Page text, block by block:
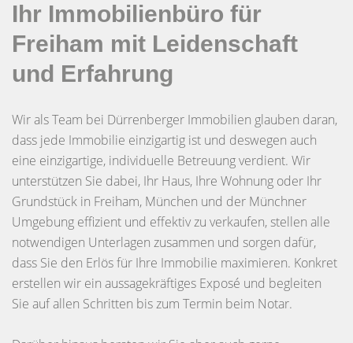
Ihr Immobilienbüro für
Freiham mit Leidenschaft
und Erfahrung
Wir als Team bei Dürrenberger Immobilien glauben daran,
dass jede Immobilie einzigartig ist und deswegen auch
eine einzigartige, individuelle Betreuung verdient. Wir
unterstützen Sie dabei, Ihr Haus, Ihre Wohnung oder Ihr
Grundstück in Freiham, München und der Münchner
Umgebung effizient und effektiv zu verkaufen, stellen alle
notwendigen Unterlagen zusammen und sorgen dafür,
dass Sie den Erlös für Ihre Immobilie maximieren. Konkret
erstellen wir ein aussagekräftiges Exposé und begleiten
Sie auf allen Schritten bis zum Termin beim Notar.